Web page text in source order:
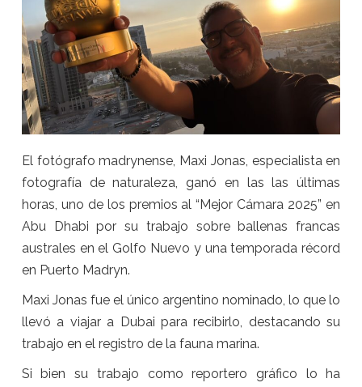
El fotógrafo madrynense, Maxi Jonas, especialista en
fotografía de naturaleza, ganó en las las últimas
horas, uno de los premios al “Mejor Cámara 2025” en
Abu Dhabi por su trabajo sobre ballenas francas
australes en el Golfo Nuevo y una temporada récord
en Puerto Madryn.
Maxi Jonas fue el único argentino nominado, lo que lo
llevó a viajar a Dubai para recibirlo, destacando su
trabajo en el registro de la fauna marina.
Si bien su trabajo como reportero gráfico lo ha